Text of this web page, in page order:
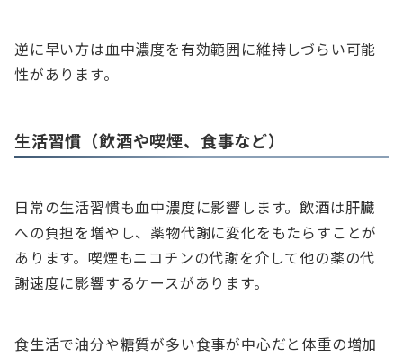
逆に早い方は血中濃度を有効範囲に維持しづらい可能
性があります。
生活習慣（飲酒や喫煙、食事など）
日常の生活習慣も血中濃度に影響します。飲酒は肝臓
への負担を増やし、薬物代謝に変化をもたらすことが
あります。喫煙もニコチンの代謝を介して他の薬の代
謝速度に影響するケースがあります。
食生活で油分や糖質が多い食事が中心だと体重の増加